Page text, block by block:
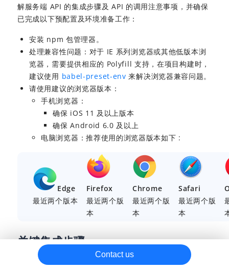
API 集成
SDK 集成
授权支付
银行卡支付
SDK 集成
浮层式支付体验
Web/WAP
Android
iOS
APM 支付
EDC 支付
接收通知
解服务端 API 的集成步骤及 API 的调用注意事项，并确保
已完成以下预配置及环境准备工作：
安装 npm 包管理器。
处理兼容性问题：对于 IE 系列浏览器或其他低版本浏
览器，需要提供相应的 Polyfill 支持，在项目构建时，
建议使用 babel-preset-env 来解决浏览器兼容问题。
请使用建议的浏览器版本：
手机浏览器：
确保 iOS 11 及以上版本
确保 Android 6.0 及以上
电脑浏览器：推荐使用的浏览器版本如下 :
Edge
最近两个版本
Firefox
最近两个版
本
Chrome
最近两个版
本
Safari
最近两个版
本
关键集成步骤
请根据以下步骤完成集成：
Contact us